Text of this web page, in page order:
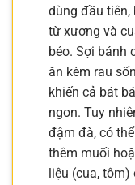
dùng đầu tiên,
từ xương và
béo. Sợi bánh
ăn kèm rau
khiến cả bát
ngon. Tuy
đậm đà, có
thêm muối
liệu (cua, tôm)